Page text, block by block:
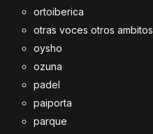
ortoiberica
otras voces otros ambitos
oysho
ozuna
padel
paiporta
parque